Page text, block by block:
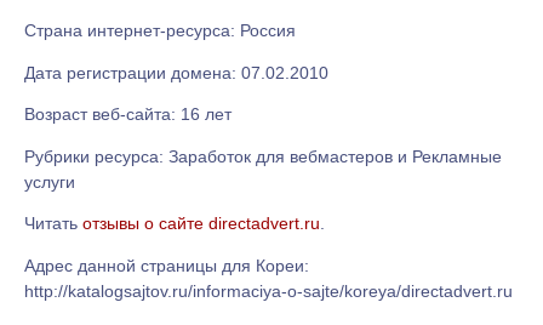
Страна интернет-ресурса: Россия
Дата регистрации домена: 07.02.2010
Возраст веб-сайта: 16 лет
Рубрики ресурса: Заработок для вебмастеров и Рекламные
услуги
Читать отзывы о сайте directadvert.ru
Адрес данной страницы для Кореи:
http://katalogsajtov.ru/informaciya-o-sajte/koreya/directadvert.ru